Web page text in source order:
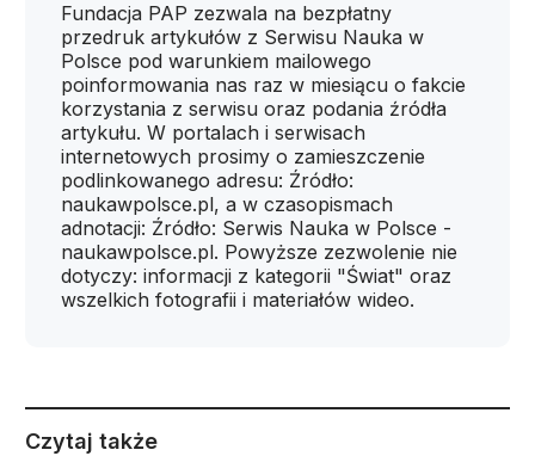
Fundacja PAP zezwala na bezpłatny
przedruk artykułów z Serwisu Nauka w
Polsce pod warunkiem mailowego
poinformowania nas raz w miesiącu o fakcie
korzystania z serwisu oraz podania źródła
artykułu. W portalach i serwisach
internetowych prosimy o zamieszczenie
podlinkowanego adresu: Źródło:
naukawpolsce.pl, a w czasopismach
adnotacji: Źródło: Serwis Nauka w Polsce -
naukawpolsce.pl. Powyższe zezwolenie nie
dotyczy: informacji z kategorii "Świat" oraz
wszelkich fotografii i materiałów wideo.
Czytaj także